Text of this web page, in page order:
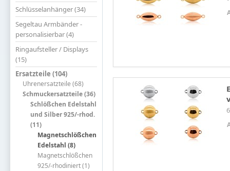
Schlüsselanhänger (34)
Segeltau Armbänder -
personalisierbar (4)
Ringaufsteller / Displays
(15)
Ersatzteile (104)
Uhrenersatzteile (68)
Schmuckersatzteile (36)
Schlößchen Edelstahl
und Silber 925/-rhod.
(11)
Magnetschlößchen
Edelstahl (8)
Magnetschlößchen
925/-rhodiniert (1)